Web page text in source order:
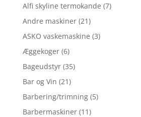
Alfi skyline termokande (7)
Andre maskiner (21)
ASKO vaskemaskine (3)
Æggekoger (6)
Bageudstyr (35)
Bar og Vin (21)
Barbering/trimning (5)
Barbermaskiner (11)